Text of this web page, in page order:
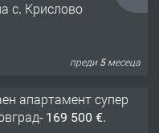
с. Крислово
преди 5 месеца
апартамент супер
169 500 €.